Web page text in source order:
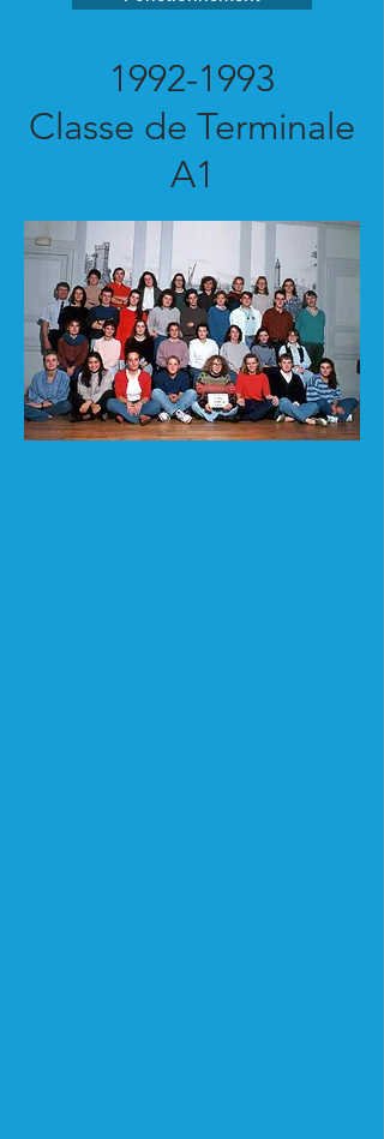
1992-1993
Classe de Terminale
A1